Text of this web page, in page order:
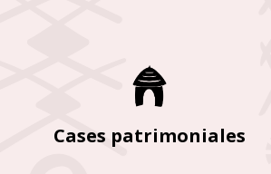
Cases patrimoniales